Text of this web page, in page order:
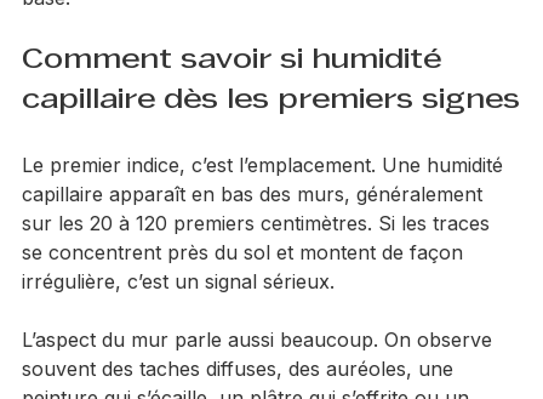
rénovation inutile si la cause n’est pas traitée à la
base.
capillaire dès les premiers signes
Le premier indice, c’est l’emplacement. Une humidité
capillaire apparaît en bas des murs, généralement
sur les 20 à 120 premiers centimètres. Si les traces
se concentrent près du sol et montent de façon
irrégulière, c’est un signal sérieux.